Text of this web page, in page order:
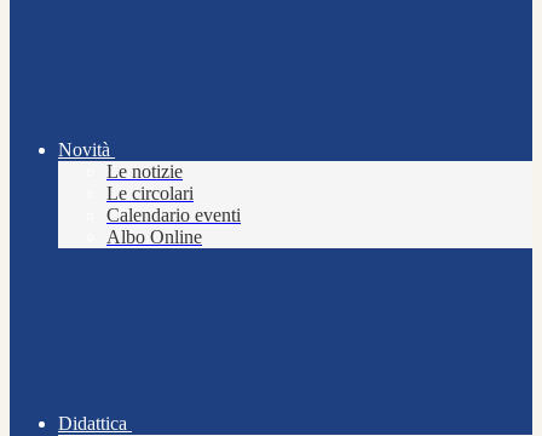
Novità
Le notizie
Le circolari
Calendario eventi
Albo Online
Didattica